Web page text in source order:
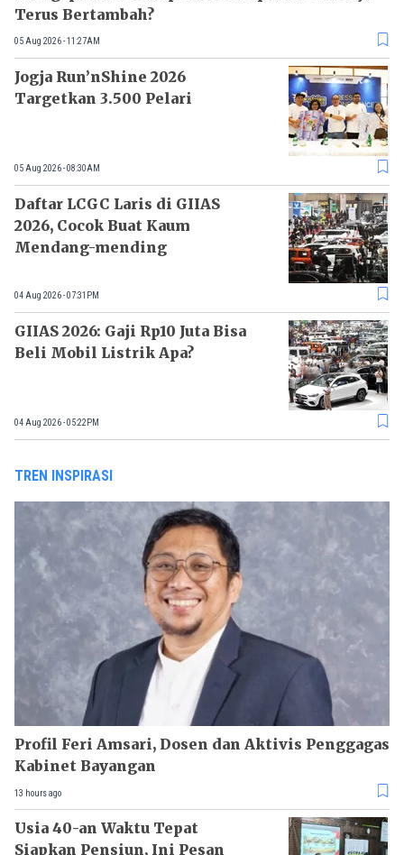
Terus Bertambah?
05 Aug 2026 - 11:27AM
Jogja Run’nShine 2026
Targetkan 3.500 Pelari
05 Aug 2026 - 08:30AM
Daftar LCGC Laris di GIIAS
2026, Cocok Buat Kaum
Mendang-mending
04 Aug 2026 - 07:31PM
GIIAS 2026: Gaji Rp10 Juta Bisa
Beli Mobil Listrik Apa?
04 Aug 2026 - 05:22PM
TREN INSPIRASI
Profil Feri Amsari, Dosen dan Aktivis Penggagas
Kabinet Bayangan
13 hours ago
Usia 40-an Waktu Tepat
Siapkan Pensiun, Ini Pesan